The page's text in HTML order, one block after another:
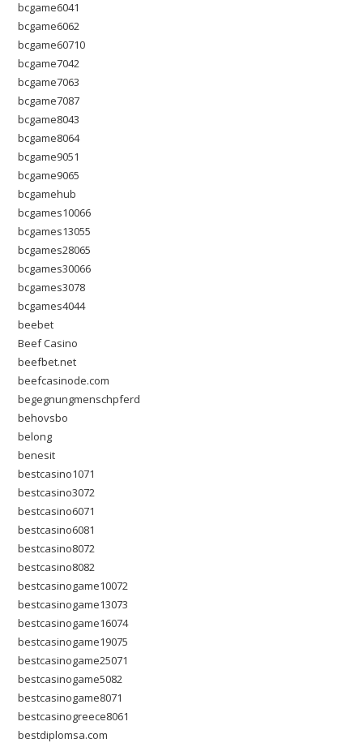
bcgame6041
bcgame6062
bcgame60710
bcgame7042
bcgame7063
bcgame7087
bcgame8043
bcgame8064
bcgame9051
bcgame9065
bcgamehub
bcgames10066
bcgames13055
bcgames28065
bcgames30066
bcgames3078
bcgames4044
beebet
Beef Casino
beefbet.net
beefcasinode.com
begegnungmenschpferd
behovsbo
belong
benesit
bestcasino1071
bestcasino3072
bestcasino6071
bestcasino6081
bestcasino8072
bestcasino8082
bestcasinogame10072
bestcasinogame13073
bestcasinogame16074
bestcasinogame19075
bestcasinogame25071
bestcasinogame5082
bestcasinogame8071
bestcasinogreece8061
bestdiplomsa.com